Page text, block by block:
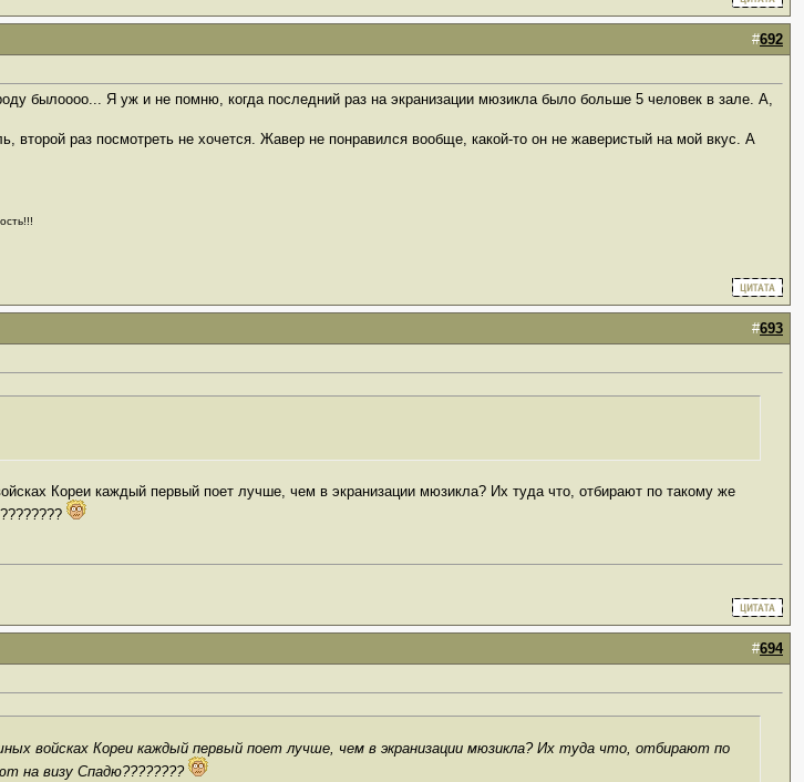
#692
былоооо... Я уж и не помню, когда последний раз на экранизации мюзикла было больше 5 человек в зале. А,
второй раз посмотреть не хочется. Жавер не понравился вообще, какой-то он не жаверистый на мой вкус. А
#693
Кореи каждый первый поет лучше, чем в экранизации мюзикла? Их туда что, отбирают по такому же
#694
войсках Кореи каждый первый поет лучше, чем в экранизации мюзикла? Их туда что, отбирают по
на визу Спадю????????